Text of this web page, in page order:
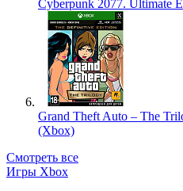
Cyberpunk 2077. Ultimate
Grand Theft Auto – The
(Xbox)
Смотреть все
Игры Xbox